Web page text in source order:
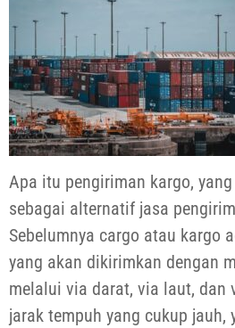
Apa itu pengiriman kargo,
sebagai alternatif jasa
Sebelumnya cargo atau kargo
yang akan dikirimkan dengan
melalui via darat, via laut, dan
jarak tempuh yang cukup